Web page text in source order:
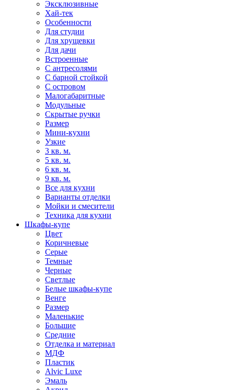
Эксклюзивные
Хай-тек
Особенности
Для студии
Для хрущевки
Для дачи
Встроенные
С антресолями
С барной стойкой
С островом
Малогабаритные
Модульные
Скрытые ручки
Размер
Мини-кухни
Узкие
3 кв. м.
5 кв. м.
6 кв. м.
9 кв. м.
Все для кухни
Варианты отделки
Мойки и смесители
Техника для кухни
Шкафы-купе
Цвет
Коричневые
Серые
Темные
Черные
Светлые
Белые шкафы-купе
Венге
Размер
Маленькие
Большие
Средние
Отделка и материал
МДФ
Пластик
Alvic Luxe
Эмаль